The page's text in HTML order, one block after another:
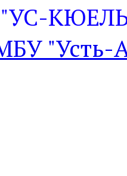
"УС-
"Усть-